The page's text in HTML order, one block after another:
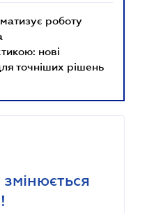
роботу
нові
точніших рішень